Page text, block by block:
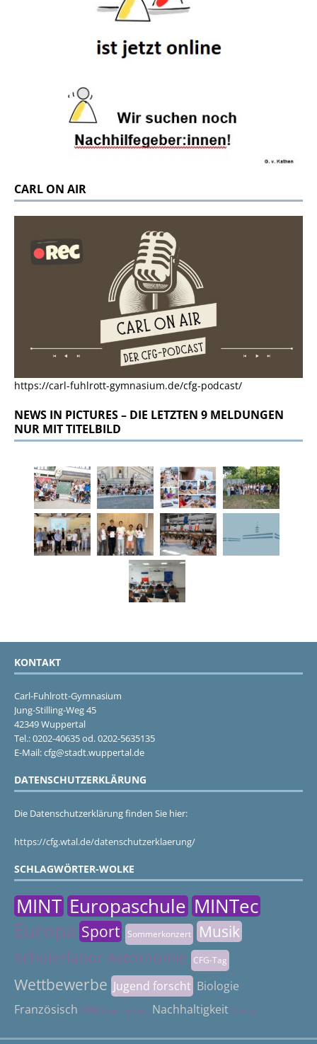
CARL ON AIR
https://carl-fuhlrott-gymnasium.de/cfg-podcast/
NEWS IN PICTURES – DIE LETZTEN 9 MELDUNGEN
NUR MIT TITELBILD
KONTAKT
Carl-Fuhlrott-Gymnasium
Jung-Stilling-Weg 45
42349 Wuppertal
Tel.: 0202-40635 od. 0202-5635135
E-Mail: cfg@stadt.wuppertal.de
DATENSCHUTZERKLÄRUNG
Die Datenschutzerklärung finden Sie hier:
https://cfg.wtal.de/datenschutzerklaerung/
SCHLAGWÖRTER-WOLKE
MINT Europaschule MINTec
Europa Sport Sommerkonzert
Musik
Schülerlabor Astronomie CFG-Tag
Wettbewerbe Jugend forscht Biologie
Französisch CFG Sommerfest Nachhaltigkeit Abitur